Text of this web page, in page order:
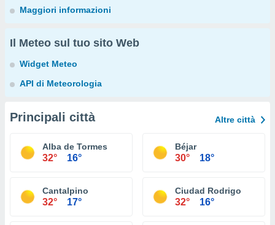
Maggiori informazioni
Il Meteo sul tuo sito Web
Widget Meteo
API di Meteorologia
Principali città Altre città
Alba de Tormes
32° 16°
Béjar
30° 18°
Cantalpino
32° 17°
Ciudad Rodrigo
32° 16°